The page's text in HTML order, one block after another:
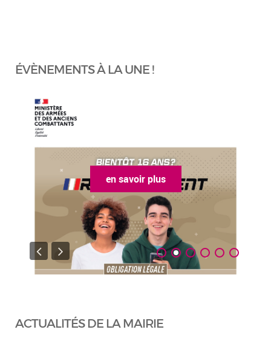
ÉVÈNEMENTS À LA UNE !
en savoir plus
ACTUALITÉS DE LA MAIRIE